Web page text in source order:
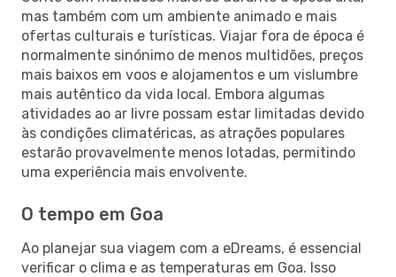
mas também com um ambiente animado e mais
ofertas culturais e turísticas. Viajar fora de época é
normalmente sinónimo de menos multidões, preços
mais baixos em voos e alojamentos e um vislumbre
mais autêntico da vida local. Embora algumas
atividades ao ar livre possam estar limitadas devido
às condições climatéricas, as atrações populares
estarão provavelmente menos lotadas, permitindo
uma experiência mais envolvente.
O tempo em Goa
Ao planejar sua viagem com a eDreams, é essencial
verificar o clima e as temperaturas em Goa. Isso